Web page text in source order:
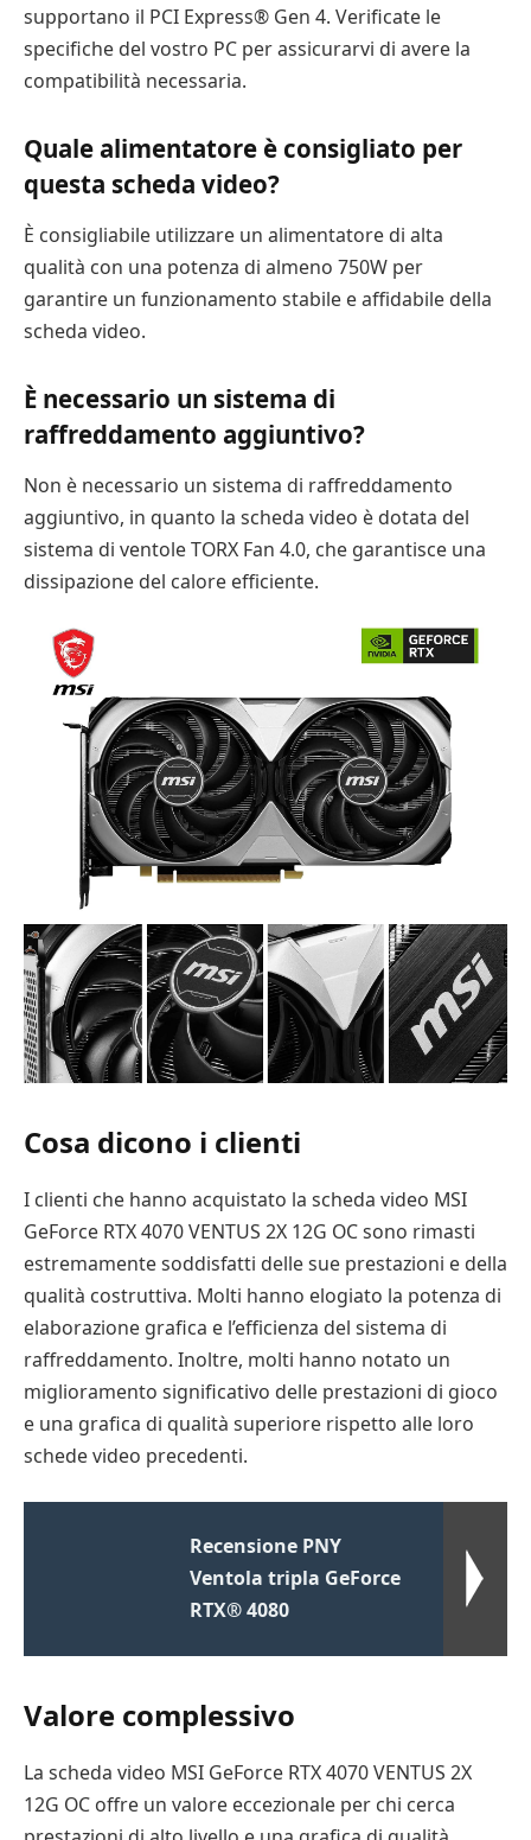
supportano il PCI Express® Gen 4. Verificate le
specifiche del vostro PC per assicurarvi di avere la
compatibilità necessaria.
Quale alimentatore è consigliato per
questa scheda video?
È consigliabile utilizzare un alimentatore di alta
qualità con una potenza di almeno 750W per
garantire un funzionamento stabile e affidabile della
scheda video.
È necessario un sistema di
raffreddamento aggiuntivo?
Non è necessario un sistema di raffreddamento
aggiuntivo, in quanto la scheda video è dotata del
sistema di ventole TORX Fan 4.0, che garantisce una
dissipazione del calore efficiente.
Cosa dicono i clienti
I clienti che hanno acquistato la scheda video MSI
GeForce RTX 4070 VENTUS 2X 12G OC sono rimasti
estremamente soddisfatti delle sue prestazioni e della
qualità costruttiva. Molti hanno elogiato la potenza di
elaborazione grafica e l’efficienza del sistema di
raffreddamento. Inoltre, molti hanno notato un
miglioramento significativo delle prestazioni di gioco
e una grafica di qualità superiore rispetto alle loro
schede video precedenti.
Recensione PNY
Ventola tripla GeForce
RTX® 4080
Valore complessivo
La scheda video MSI GeForce RTX 4070 VENTUS 2X
12G OC offre un valore eccezionale per chi cerca